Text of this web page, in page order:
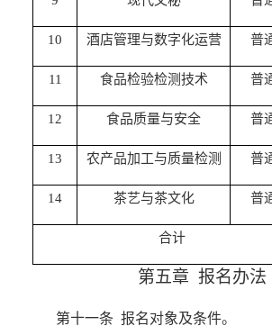
10 酒店管理与数字化运营 普
11 食品检验检测技术 普
12 食品质量与安全 普
13 农产品加工与质量检测 普
14 茶艺与茶文化 普
合计
第五章 报名办法
第十一条 报名对象及条件。